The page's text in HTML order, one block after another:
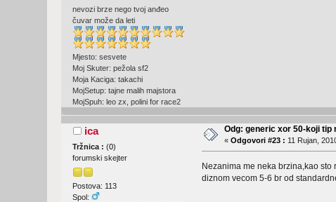
nevozi brze nego tvoj anđeo
čuvar može da leti
Mjesto: sesvete
Moj Skuter: pežola sf2
Moja Kaciga: takachi
MojSetup: tajne malih majstora
MojSpuh: leo zx, polini for race2
ica
Tržnica :(0)
forumski skejter
Postova: 113
Spol:
Odg: generic xor 50-koji tip
«Odgovori #23 : 11 Rujan,
Nezanima me neka brzina,kao
diznom vecom 5-6 br od